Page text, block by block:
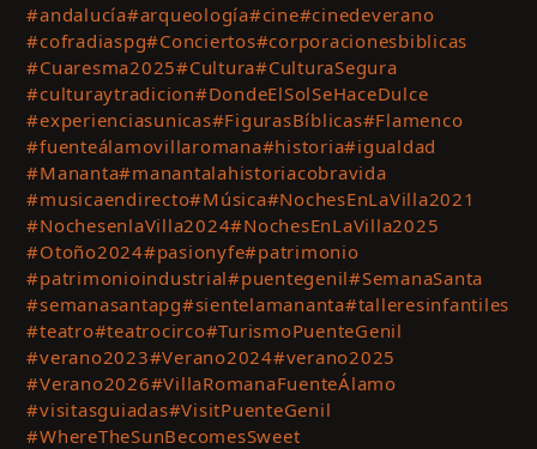
#andalucía#arqueología#cine#cinedeverano
#cofradiaspg#Conciertos#corporacionesbiblicas
#Cuaresma2025#Cultura#CulturaSegura
#culturaytradicion#DondeElSolSeHaceDulce
#experienciasunicas#FigurasBíblicas#Flamenco
#fuenteálamovillaromana#historia#igualdad
#Mananta#manantalahistoriacobravida
#musicaendirecto#Música#NochesEnLaVilla2021
#NochesenlaVilla2024#NochesEnLaVilla2025
#Otoño2024#pasionyfe#patrimonio
#patrimonioindustrial#puentegenil#SemanaSanta
#semanasantapg#sientelamananta#talleresinfantiles
#teatro#teatrocirco#TurismoPuenteGenil
#verano2023#Verano2024#verano2025
#Verano2026#VillaRomanaFuenteÁlamo
#visitasguiadas#VisitPuenteGenil
#WhereTheSunBecomesSweet